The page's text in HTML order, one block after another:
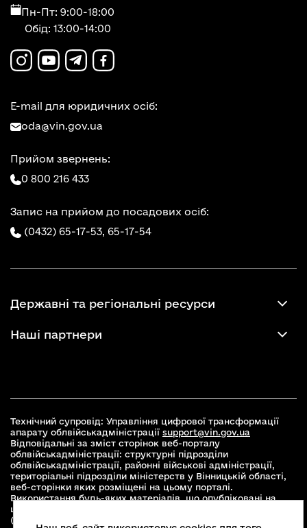
Пн-Пт: 9:00-18:00
Обід: 13:00-14:00
E-mail для юридичних осіб:
oda@vin.gov.ua
Прийом звернень:
0 800 216 433
Запис на прийом до посадових осіб:
(0432) 65-17-53, 65-17-54
Державні та регіональні ресурси
Наші партнери
Технічний супровід: Управління цифрової трансформації
апарату облвійськадміністрації support@vin.gov.ua
Відповідальні за зміст сторінок веб-порталу
облвійськадміністрації: структурні підрозділи
облвійськадміністрації, районні військові адміністрації,
територіальні підрозділи міністерств у Вінницькій області,
веб-сторінки яких розміщені на цьому порталі.
Використання будь-яких матеріалів, що опубліковані на
цьому сайті, дозволяється при умові зазначення посилання
(для інтернет-видань - гіперпосилання) на офіційний сайт